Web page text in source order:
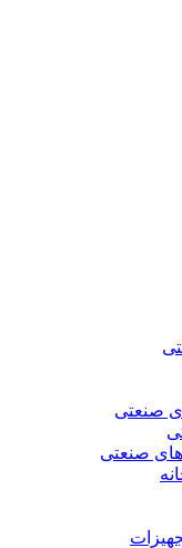
صنعتی
های صنعتی